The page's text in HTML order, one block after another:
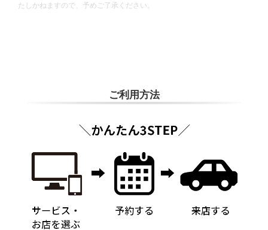
たしかねますので、予めご了承ください。
ご利用方法